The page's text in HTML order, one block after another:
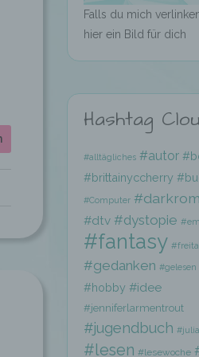
Falls du mich
hier ein Bild für dich
Hashtag
#alltägliches #autor
#brittainyccherry
#Computer
#dtv #dystopie
#fantasy
#gedanken #gelesen
#hobby #idee
#jenniferlarmentrout
#jugendbuch
#lesen #lesewoche